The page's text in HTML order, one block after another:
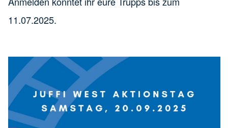
11.07.2025.